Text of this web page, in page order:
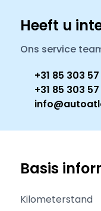
Heeft u
Ons service
+31 85 303
+31 85 303
Basis
Kilometerstand